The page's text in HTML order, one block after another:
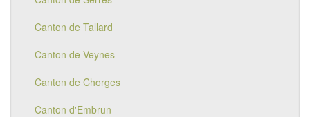
Canton de Tallard
Canton de Veynes
Canton de Chorges
Canton d'Embrun